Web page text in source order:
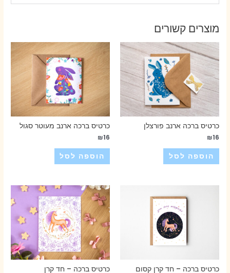
מוצרים קשורים
כרטיס ברכה ארנב פורצלן
₪16
הוספה לסל
כרטיס ברכה ארנב מעוטר סגול
₪16
הוספה לסל
כרטיס ברכה – חד קרן קסום כרטיס ברכה – חד קרן